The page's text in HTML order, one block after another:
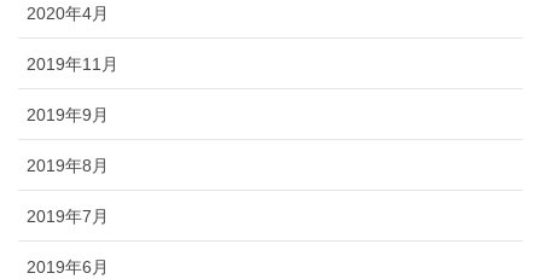
2020年4月
2019年11月
2019年9月
2019年8月
2019年7月
2019年6月